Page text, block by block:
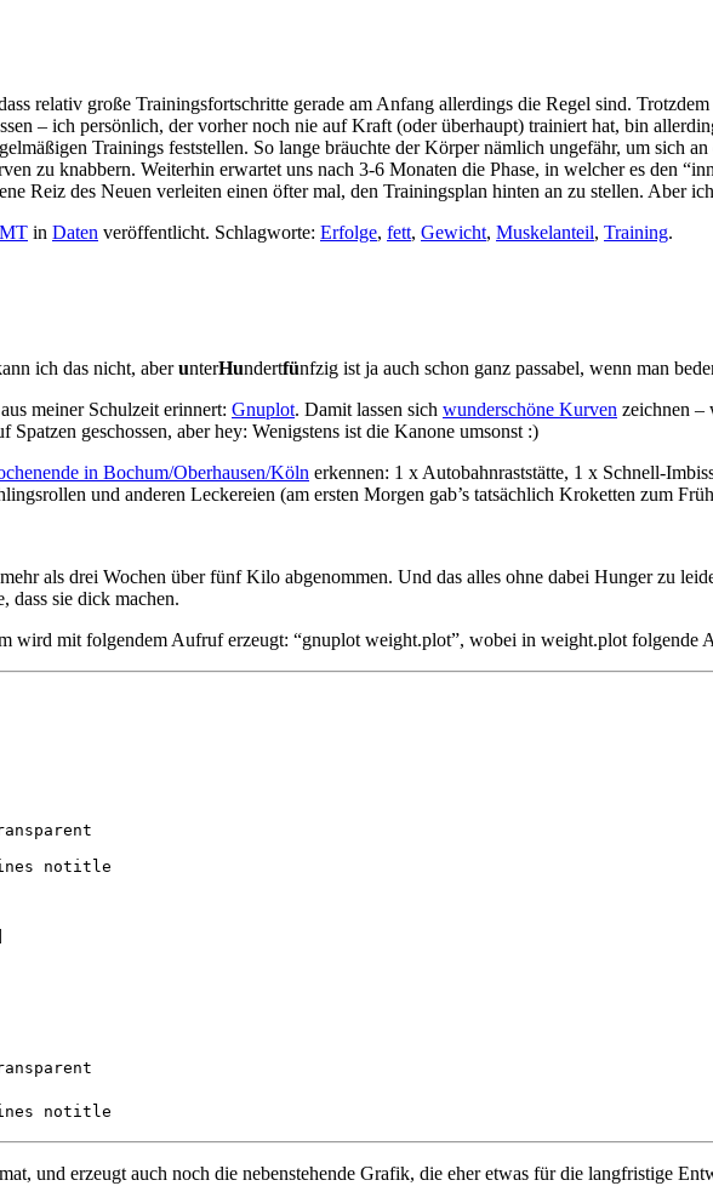
relativ große Trainingsfortschritte gerade am Anfang allerdings die Regel sind.
– ich persönlich, der vorher noch nie auf Kraft (oder überhaupt) trainiert hat, bin
Trainings feststellen. So lange bräuchte der Körper nämlich ungefähr, um sich
zu knabbern. Weiterhin erwartet uns nach 3-6 Monaten die Phase, in welcher es den
Reiz des Neuen verleiten einen öfter mal, den Trainingsplan hinten an zu stellen. Aber
in Daten veröffentlicht. Schlagworte: Erfolge, fett, Gewicht, Muskelanteil, Training.
ich das nicht, aberunterHundertfünfzig ist ja auch schon ganz passabel, wenn man
meiner Schulzeit erinnert: Gnuplot. Damit lassen sich wunderschöne Kurven zeichnen –
geschossen, aber hey: Wenigstens ist die Kanone umsonst :)
in Bochum/Oberhausen/Köln erkennen: 1 x Autobahnraststätte, 1 x Schnell-
und anderen Leckereien (am ersten Morgen gab’s tatsächlich Kroketten zum
als drei Wochen über fünf Kilo abgenommen. Und das alles ohne dabei Hunger zu
dass sie dick machen.
wird mit folgendem Aufruf erzeugt: “gnuplot weight.plot”, wobei in weight.plot folgende
notitle
notitle
und erzeugt auch noch die nebenstehende Grafik, die eher etwas für die langfristige